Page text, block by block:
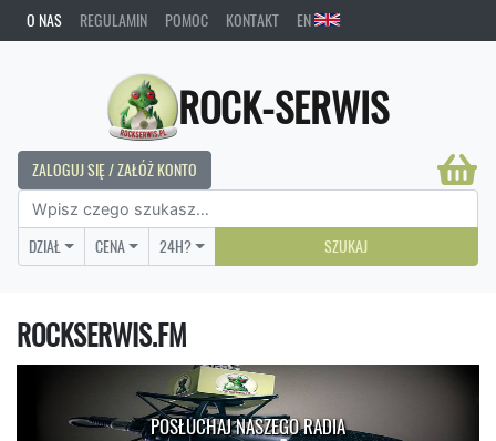
O NAS REGULAMIN POMOC KONTAKT EN
ROCK-SERWIS
ZALOGUJ SIĘ / ZAŁÓŻ KONTO
DZIAŁ CENA 24H? SZUKAJ
ROCKSERWIS.FM
POSŁUCHAJ NASZEGO RADIA